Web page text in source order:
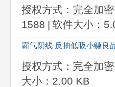
授权方式：完全加密
1588 | 软件大小：
霸气阴线 反抽低吸小赚良
授权方式：完全加密
大小：2.00 KB